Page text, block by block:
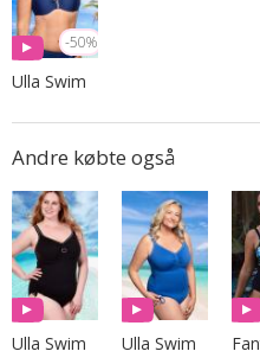
-50%
Ulla Swim
Andre købte også
Ulla Swim Ulla Swim